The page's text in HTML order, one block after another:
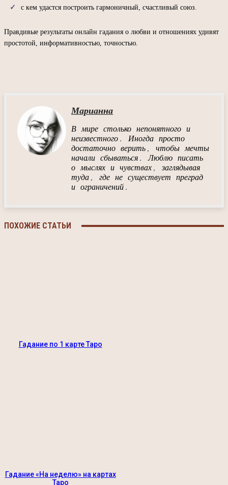
с кем удастся построить гармоничный, счастливый союз.
Правдивые результаты онлайн гадания о любви и отношениях удивят
простотой, информативностью, точностью.
Марианна
В мире столько непонятного и
неизвестного. Иногда просто
достаточно верить, чтобы мечты
начали сбываться. Люблю писать
о мыслях и чувствах, заглядывая
туда, где не существует преград
и ограничений.
ПОХОЖИЕ СТАТЬИ
Гадание по 1 карте Таро
Гадание «На неделю» на картах
Таро